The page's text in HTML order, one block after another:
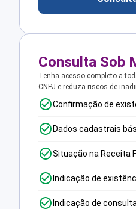
Consulta Sob
Tenha acesso completo a
CNPJ e reduza riscos de
Confirmação de
Dados cadastrais
Situação na Receita
Indicação de
Indicação de